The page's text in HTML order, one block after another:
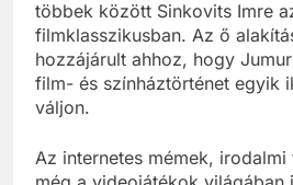
többek között Sinkovits Imre
filmklasszikusban. Az ő
hozzájárult ahhoz, hogy
film- és színháztörténet egyik
váljon.
Az internetes mémek,